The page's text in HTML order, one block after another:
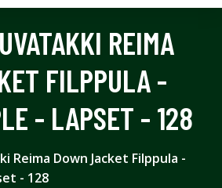
REIMA
FILPPULA -
- LAPSET - 128
Reima Down Jacket Filppula -
- 128